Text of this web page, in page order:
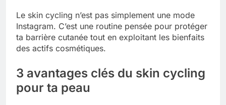
Tout savoir sur les impatiens de
nouvelle guinée : culture et entretien
5 Mois Ago
Quels sont les inconvénients de
Le skin cycling n’est pas simplement une mode
Instagram. C’est une routine pensée pour protéger
ta barrière cutanée tout en exploitant les bienfaits
des actifs cosmétiques.
3 avantages clés du skin cycling
pour ta peau